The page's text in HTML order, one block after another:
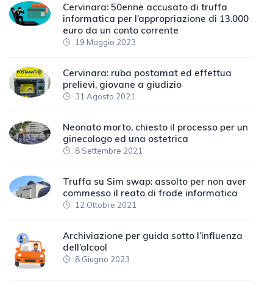
Cervinara: 50enne accusato di truffa
informatica per l’appropriazione di 13.000
euro da un conto corrente
19 Maggio 2023
Cervinara: ruba postamat ed effettua
prelievi, giovane a giudizio
31 Agosto 2021
Neonato morto, chiesto il processo per un
ginecologo ed una ostetrica
8 Settembre 2021
Truffa su Sim swap: assolto per non aver
commesso il reato di frode informatica
12 Ottobre 2021
Archiviazione per guida sotto l’influenza
dell’alcool
8 Giugno 2023